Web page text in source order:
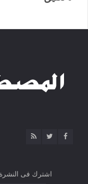
اشترك فى النشرة